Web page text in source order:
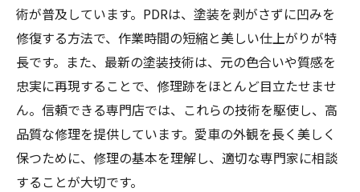
術が普及しています。PDRは、塗装を剥がさずに凹みを
修復する方法で、作業時間の短縮と美しい仕上がりが特
長です。また、最新の塗装技術は、元の色合いや質感を
忠実に再現することで、修理跡をほとんど目立たせませ
ん。信頼できる専門店では、これらの技術を駆使し、高
品質な修理を提供しています。愛車の外観を長く美しく
保つために、修理の基本を理解し、適切な専門家に相談
することが大切です。